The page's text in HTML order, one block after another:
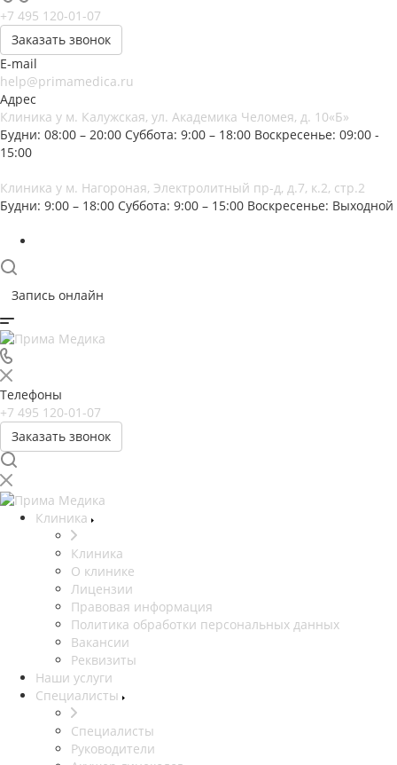
+7 495 120-01-07
Заказать звонок
E-mail
help@primamedica.ru
Адрес
Клиника у м. Калужская, ул. Академика Челомея, д. 10«Б»
Будни: 08:00 – 20:00 Суббота: 9:00 – 18:00 Воскресенье: 09:00 -
15:00
Клиника у м. Нагороная, Электролитный пр-д, д.7, к.2, стр.2
Будни: 9:00 – 18:00 Суббота: 9:00 – 15:00 Воскресенье: Выходной
Запись онлайн
Телефоны
+7 495 120-01-07
Заказать звонок
Клиника
Клиника
О клинике
Лицензии
Правовая информация
Политика обработки персональных данных
Вакансии
Реквизиты
Наши услуги
Специалисты
Специалисты
Руководители